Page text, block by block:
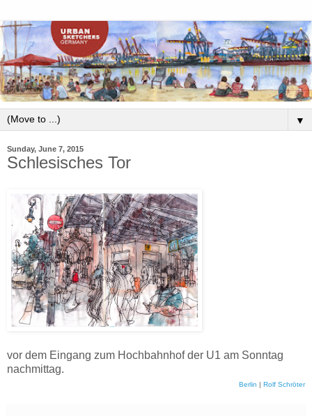
▼
Sunday, June 7, 2015
Schlesisches Tor
vor dem Eingang zum Hochbahnhof der U1 am Sonntag
nachmittag.
Berlin | Rolf Schröter